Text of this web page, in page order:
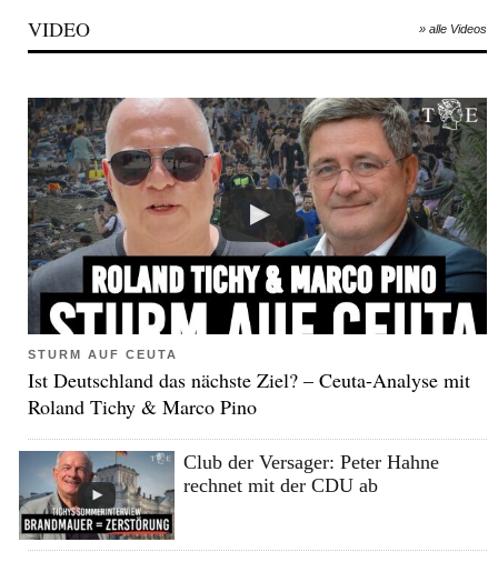
VIDEO » alle Videos
STURM AUF CEUTA
Ist Deutschland das nächste Ziel? – Ceuta-Analyse mit
Roland Tichy & Marco Pino
Club der Versager: Peter Hahne
rechnet mit der CDU ab